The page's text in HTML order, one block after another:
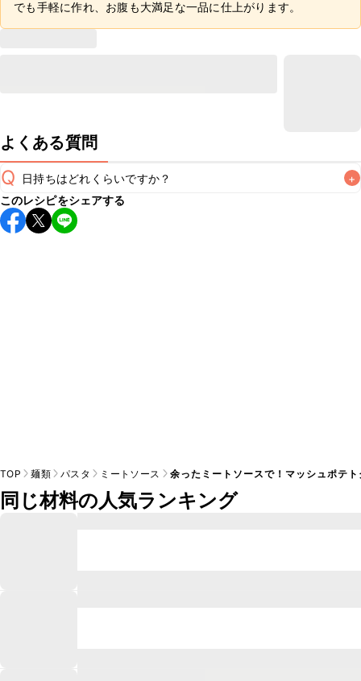
でも手軽に作れ、お腹も大満足な一品に仕上がります。
よくある質問
Q 日持ちはどれくらいですか？ +
保存期間は冷蔵で当日中が目安です。なるべくお早めにお召
し上がりください。
このレシピをシェアする
TOP 麺類 パスタ ミートソース 余ったミートソースで！マッシュポテト
同じ材料の人気ランキング